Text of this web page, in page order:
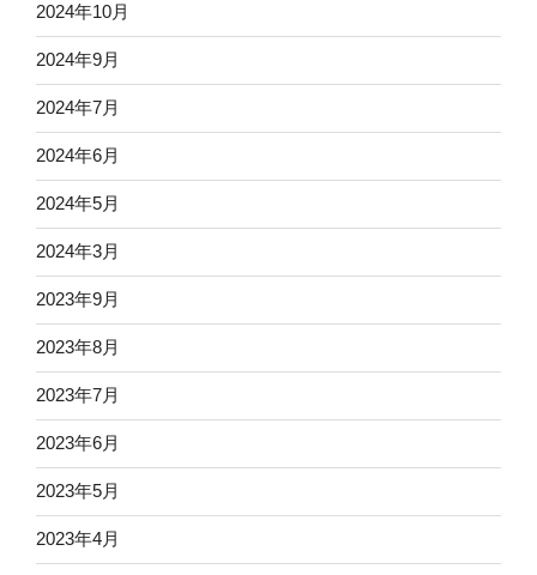
2024年10月
2024年9月
2024年7月
2024年6月
2024年5月
2024年3月
2023年9月
2023年8月
2023年7月
2023年6月
2023年5月
2023年4月